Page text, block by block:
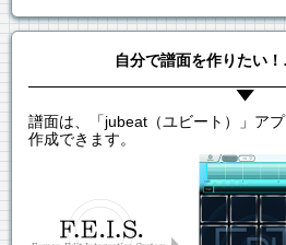
自分で譜面を作りたい
譜面は、「jubeat（ユビート）」ア
作成できます。